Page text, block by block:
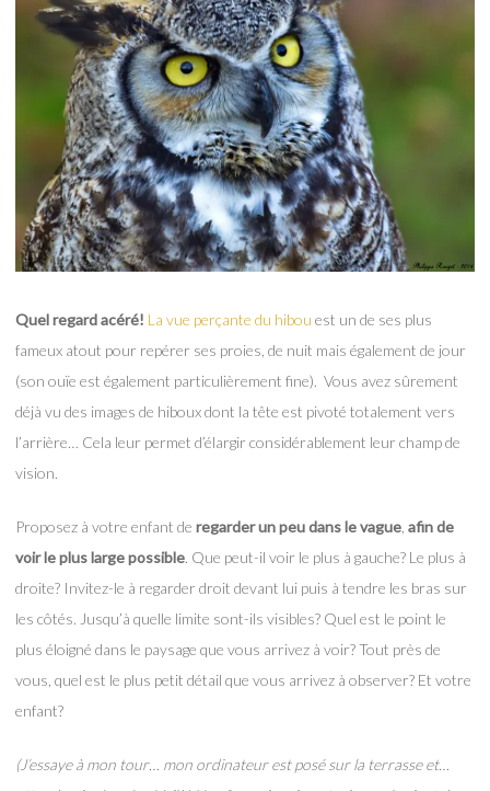
Quel regard acéré! La vue perçante du hibou est un de ses plus
fameux atout pour repérer ses proies, de nuit mais également de jour
(son ouïe est également particulièrement fine). Vous avez sûrement
déjà vu des images de hiboux dont la tête est pivoté totalement vers
l’arrière… Cela leur permet d’élargir considérablement leur champ de
vision.
Proposez à votre enfant de regarder un peu dans le vague afin de
voir le plus large possible. Que peut-il voir le plus à gauche? Le plus à
droite? Invitez-le à regarder droit devant lui puis à tendre les bras sur
les côtés. Jusqu’à quelle limite sont-ils visibles? Quel est le point le
plus éloigné dans le paysage que vous arrivez à voir? Tout près de
vous, quel est le plus petit détail que vous arrivez à observer? Et votre
enfant?
(J’essaye à mon tour… mon ordinateur est posé sur la terrasse et…